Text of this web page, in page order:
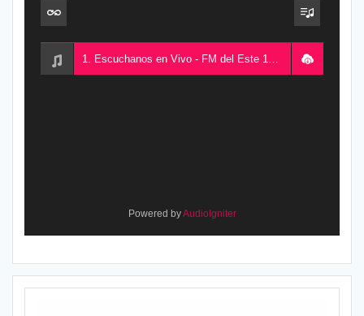
1. Escuchanos en Vivo - FM del Este 100.5, desde Chajarí, Entre Ríos, Argentina
Powered byAudioIgniter